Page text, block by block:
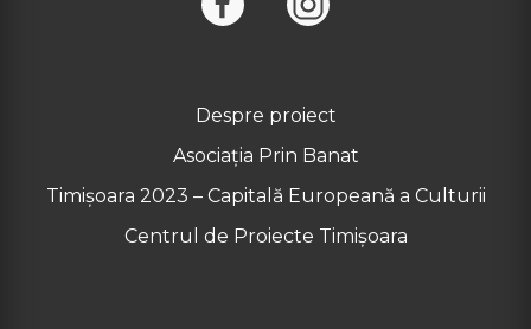
Despre proiect
Asociația Prin Banat
Timișoara 2023 – Capitală Europeană a Culturii
Centrul de Proiecte Timișoara